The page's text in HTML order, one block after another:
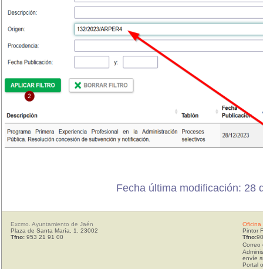
Fecha última modificación: 28
Excmo. Ayuntamiento de Jaén
Plaza de Santa María, 1. 23002
Tfno: 953 21 91 00
Oficina
Pintor
Tfno:
Correo
envíe
Portal